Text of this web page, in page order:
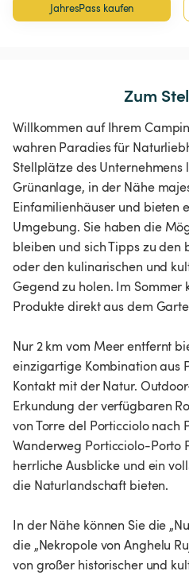
JahresPass kaufen
Zum
Willkommen auf Ihrem
wahren Paradies für
Stellplätze des
Grünanlage, in der Nähe
Einfamilienhäuser und bieten
Umgebung. Sie haben die
bleiben und sich Tipps zu den
oder den kulinarischen und
Gegend zu holen. Im Sommer
Produkte direkt aus dem
Nur 2 km vom Meer entfernt
einzigartige Kombination aus
Kontakt mit der Natur.
Erkundung der verfügbaren
von Torre del Porticciolo nach
Wanderweg Porticciolo-Porto
herrliche Ausblicke und ein
die Naturlandschaft bieten.
In der Nähe können Sie die
die „Nekropole von Anghelu
von großer historischer und